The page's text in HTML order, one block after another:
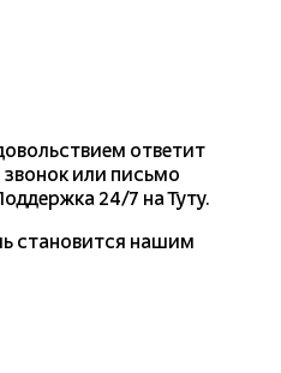
ответит
или письмо
24/7 на Туту.
становится нашим